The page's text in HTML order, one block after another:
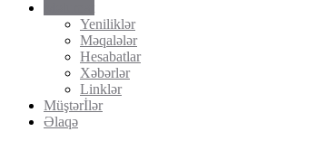
Yeniliklər
Məqalələr
Hesabatlar
Xəbərlər
Linklər
Müştərİlər
Əlaqə